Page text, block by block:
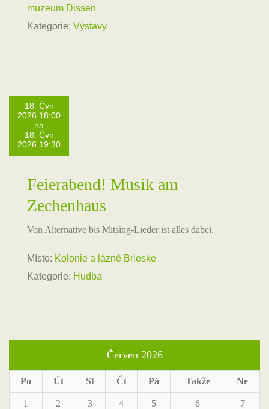
muzeum Dissen
Kategorie: Výstavy
18. Čvn
2026 18:00
na
18. Čvn
2026 19:30
Feierabend! Musik am
Zechenhaus
Von Alternative bis Mitsing-Lieder ist alles dabei.
Místo: Kolonie a lázně Brieske
Kategorie: Hudba
Červen 2026
Po Út St Čt Pá Takže Ne
1 2 3 4 5 6 7